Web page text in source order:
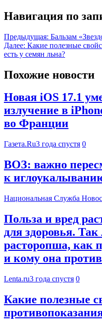
Навигация по
Предыдущая: Бальзам
Далее: Какие полезные
есть у семян льна?
Похожие новости
Новая iOS 17.1
излучение в
во Франции
Газета.Ru3 года спустя 0
ВОЗ: важно
к
Национальная Служба
Польза и вред
для здоровья. Так
расторопша, как
и кому она
Lenta.ru3 года спустя 0
Какие полезные